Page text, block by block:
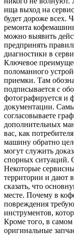
ища выход на
будет дороже всех.
ремонта
можно выявить
предпринять
диагностики в
Ключевое
поломанного
приемки. Там
подписывается с
фотографируется и
документации.
согласовываете
дополнительных
вас, как
машину обратно
могут служить
спорных ситуаций.
Некоторые
территории и дают
сказать, что
месте. Почему в
повреждения
инструментов,
Кроме того, в самом
оригинальные